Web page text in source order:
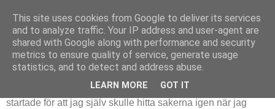
Tips och tankar kring de saker jag stöter på i arbetet. Det
startade för att jag själv skulle hitta sakerna igen när jag
This site uses cookies from Google to deliver its services
and to analyze traffic. Your IP address and user-agent are
shared with Google along with performance and security
metrics to ensure quality of service, generate usage
statistics, and to detect and address abuse.
LEARN MORE GOT IT